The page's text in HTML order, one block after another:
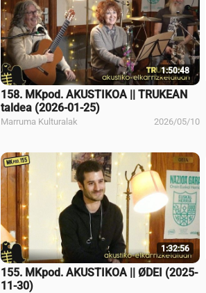
1:50:48
158. MKpod. AKUSTIKOA || TRUKEAN
taldea (2026-01-25)
Marruma Kulturalak 2026/05/10
1:32:56
155. MKpod. AKUSTIKOA || ØDEI (2025-
11-30)